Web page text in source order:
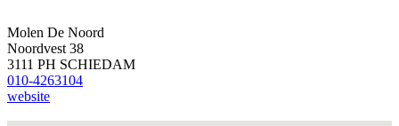
Molen De Noord
Noordvest 38
3111 PH SCHIEDAM
010-4263104
website